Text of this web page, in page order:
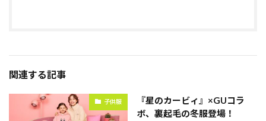
関連する記事
子供服
『星のカービィ』×GUコラ
ボ、裏起毛の冬服登場！